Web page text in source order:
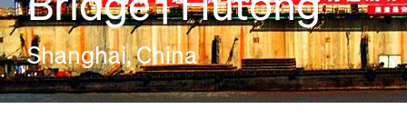
Shanghai, China